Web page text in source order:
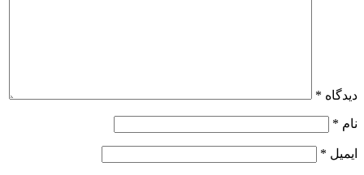
دیدگاه *
نام *
ایمیل *